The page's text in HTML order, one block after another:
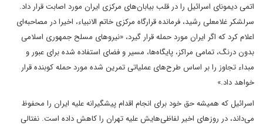
اتمی دیمونای اسرائیل را در قلب بیابان‌های مرکزی ایران مورد اصابت قرار داد.
سرلشکر غلامعلی رشید، فرمانده قرارگاه مرکزی خاتم الانبیاء، اخیرا در مصاحبه‌ای
اعلام کرد که اگر ایران مورد حمله قرار گیرد، «نیرو‌های مسلح جمهوری اسلامی
بدون درنگ، تمامی مراکز، پایگاه‌ها، مسیر و فضای استفاده شده برای عبور و
مبداء تجاوز را بر اساس طرح‌های عملیاتی تمرین شده مورد حمله کوبنده قرار
خواهد داد.»
اسرائیل که همیشه حق خود برای انجام اقدام پیشگیرانه علیه ایران را محفوظ
می‌داند، در روزهای اخیر لفاظی‌هایش علیه تهران را کاهش داده است. نفتالی